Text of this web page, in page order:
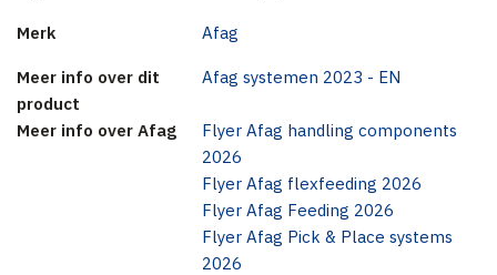
Merk Afag
Meer info over dit
product
Afag systemen 2023 - EN
Meer info over Afag
Flyer Afag handling components
2026
Flyer Afag flexfeeding 2026
Flyer Afag Feeding 2026
Flyer Afag Pick & Place systems
2026